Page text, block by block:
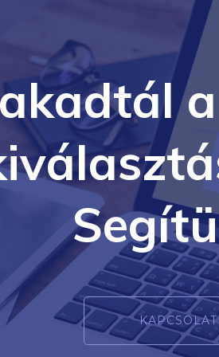
KAPCSOLAT